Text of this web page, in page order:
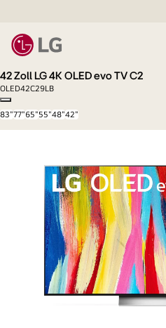
42 Zoll LG 4K OLED evo TV C2
OLED42C29LB
Copy model name
83"77"65"55"48"42"